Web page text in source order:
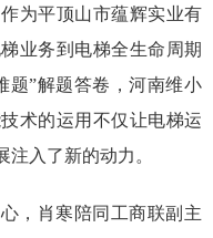
为平顶山市蕴辉实业有
业务到电梯全生命周期
题”解题答卷，河南维小
术的运用不仅让电梯运
入了新的动力。
，肖寒陪同工商联副主